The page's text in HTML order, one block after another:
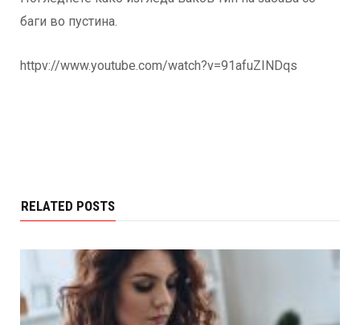
баги во пустина.
httpv://www.youtube.com/watch?v=91afuZINDqs
RELATED POSTS